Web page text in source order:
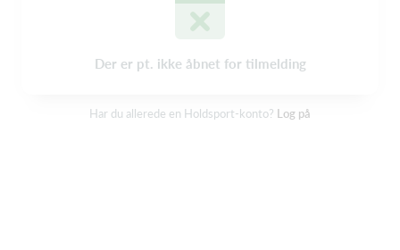
Der er pt. ikke åbnet for tilmelding
Har du allerede en Holdsport-konto? Log på